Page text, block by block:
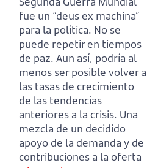
fue un “deus ex machina”
para la política. No se
puede repetir en tiempos
de paz. Aun así, podría al
menos ser posible volver a
las tasas de crecimiento
de las tendencias
anteriores a la crisis. Una
mezcla de un decidido
apoyo de la demanda y de
contribuciones a la oferta